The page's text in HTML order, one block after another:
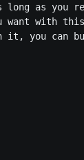
as you
want with
you can